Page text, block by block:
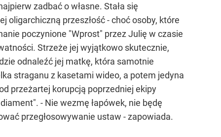
zadbać o własne. Stała się
oligarchiczną przeszłość - choć osoby, które
poczynione "Wprost" przez Julię w czasie
Strzeże jej wyjątkowo skutecznie,
odnaleźć jej matkę, która samotnie
straganu z kasetami wideo, a potem jedyna
przeżartej korupcją poprzedniej ekipy
- Nie wezmę łapówek, nie będę
przegłosowywanie ustaw - zapowiada.